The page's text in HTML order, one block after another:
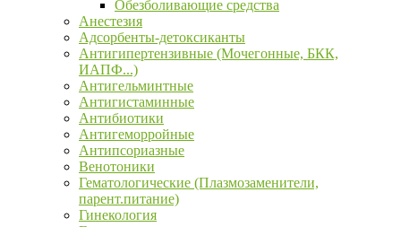
Обезболивающие средства
Анестезия
Адсорбенты-детоксиканты
Антигипертензивные (Мочегонные, БКК,
ИАПФ...)
Антигельминтные
Антигистаминные
Антибиотики
Антигеморройные
Антипсориазные
Венотоники
Гематологические (Плазмозаменители,
парент.питание)
Гинекология